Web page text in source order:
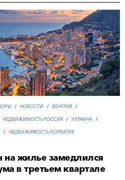
/ НОВОСТИ / ВЕНГРИЯ /
НЕДВИЖИМОСТЬ РОССИЯ / УКРАИНА /
/ НЕДВИЖИМОСТЬ ХОРВАТИЯ
на жилье замедлился
в третьем квартале